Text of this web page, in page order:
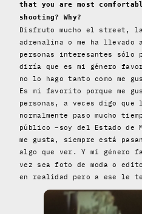
that you are most
shooting? Why?
Disfruto mucho el street, la
adrenalina o me ha
personas interesantes sólo
diría que es mi género
no lo hago tanto como me
Es mi favorito porque me
personas, a veces digo que
normalmente paso mucho
público –soy del Estado de
me gusta, siempre está
algo que ver. Y mi género
vez sea foto de moda o
en realidad pero a ese le